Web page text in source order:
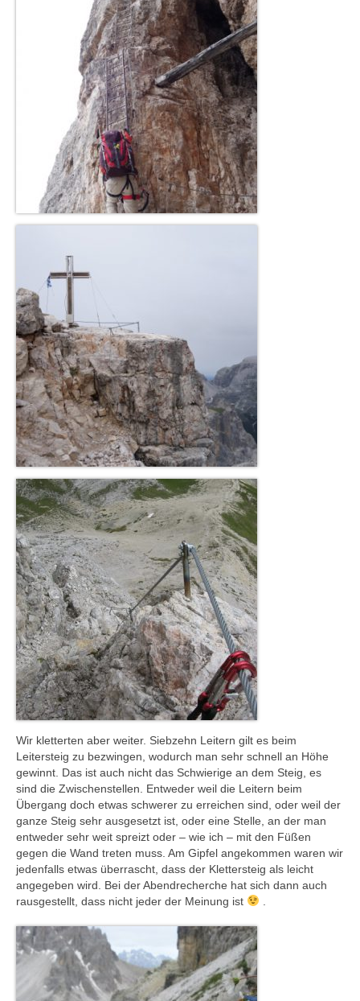
Wir kletterten aber weiter. Siebzehn Leitern gilt es beim
Leitersteig zu bezwingen, wodurch man sehr schnell an Höhe
gewinnt. Das ist auch nicht das Schwierige an dem Steig, es
sind die Zwischenstellen. Entweder weil die Leitern beim
Übergang doch etwas schwerer zu erreichen sind, oder weil der
ganze Steig sehr ausgesetzt ist, oder eine Stelle, an der man
entweder sehr weit spreizt oder – wie ich – mit den Füßen
gegen die Wand treten muss. Am Gipfel angekommen waren wir
jedenfalls etwas überrascht, dass der Klettersteig als leicht
angegeben wird. Bei der Abendrecherche hat sich dann auch
rausgestellt, dass nicht jeder der Meinung ist